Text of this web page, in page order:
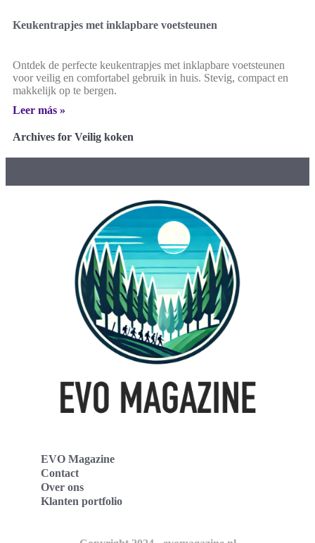
Keukentrapjes met inklapbare voetsteunen
Ontdek de perfecte keukentrapjes met inklapbare voetsteunen
voor veilig en comfortabel gebruik in huis. Stevig, compact en
makkelijk op te bergen.
Leer más »
Archives for Veilig koken
EVO Magazine
Contact
Over ons
Klanten portfolio